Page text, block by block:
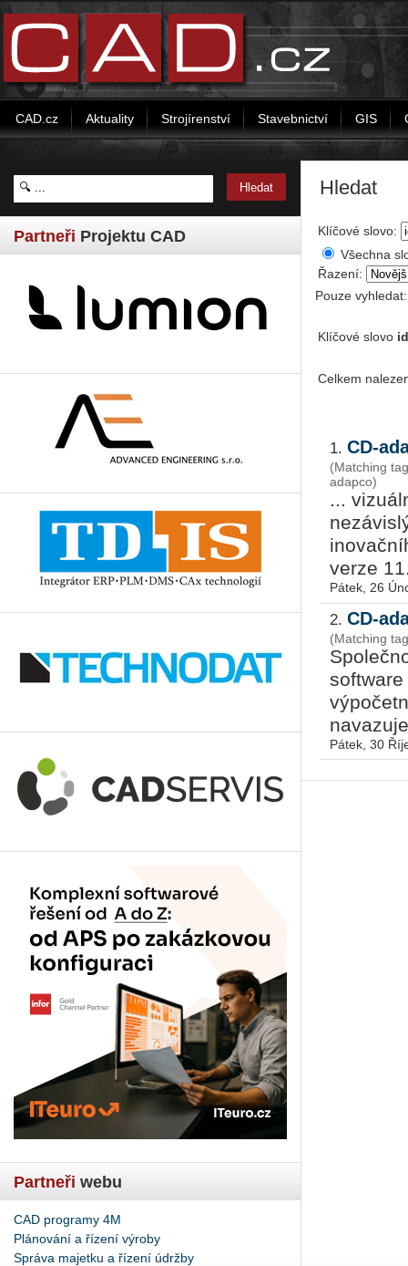
CAD.cz Aktuality Strojírenství Stavebnictví GIS
Partneři Projektu CAD
Partneři webu
CAD programy 4M
Plánování a řízení výroby
Správa majetku a řízení údržby
Hledat
Klíčové slovo:
Všechna
Řazení:
Pouze
Klíčové slovo
Celkem
1. CD-
(Matching
adapco)
...
verze
Pátek, 26
2. CD-
(Matching
Pátek, 30